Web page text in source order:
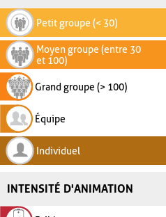
Petit groupe (< 30)
Moyen groupe (entre 30
et 100)
Grand groupe (> 100)
Équipe
Individuel
INTENSITÉ D'ANIMATION